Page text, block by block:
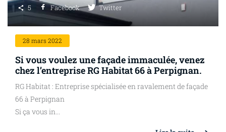
5 Facebook Twitter
28 mars 2022
Si vous voulez une façade immaculée, venez
chez l’entreprise RG Habitat 66 à Perpignan.
RG Habitat : Entreprise spécialisée en ravalement de façade
66 à Perpignan
Si ça vous in...